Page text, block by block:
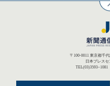
〒100-0011 東京都千
日本プレス